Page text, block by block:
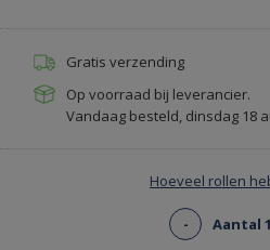
Gratis verzending
Op voorraad bij leverancier.
Vandaag besteld, dinsdag 18
Hoeveel rollen
- Aantal 1